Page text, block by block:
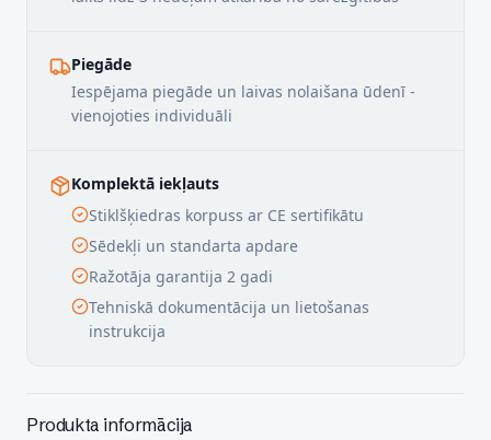
Piegāde
Iespējama piegāde un laivas nolaišana ūdenī -
vienojoties individuāli
Komplektā iekļauts
Stiklšķiedras korpuss ar CE sertifikātu
Sēdekļi un standarta apdare
Ražotāja garantija 2 gadi
Tehniskā dokumentācija un lietošanas
instrukcija
Produkta informācija